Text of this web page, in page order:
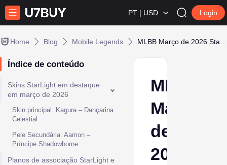
PT | USD Login
Home Blog Mobile Legends
Índice de conteúdo
Skins StarLight em destaque
em março de 2026
Skin principal: Kagura – Dançarina
Celestial
Pele Secundária: Aamon –
Príncipe Shadowborne
Planos de associação StarLight e
MLBB
Março
de
2026